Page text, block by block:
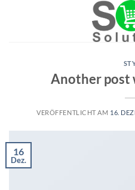
Another post
VERÖFFENTLICHT AM 16.
16
Dez.